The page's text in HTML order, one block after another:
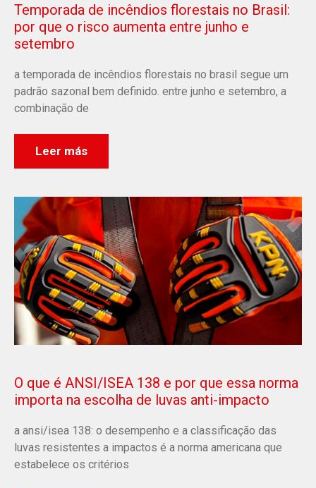
Temporada de incêndios florestais no Brasil:
por que o risco aumenta entre junho e
setembro
a temporada de incêndios florestais no brasil segue um
padrão sazonal bem definido. entre junho e setembro, a
combinação de
Leer más
O que é ANSI/ISEA 138 e por que essa norma
importa na escolha de luvas anti-impacto
a ansi/isea 138: o desempenho e a classificação das
luvas resistentes a impactos é a norma americana que
estabelece os critérios